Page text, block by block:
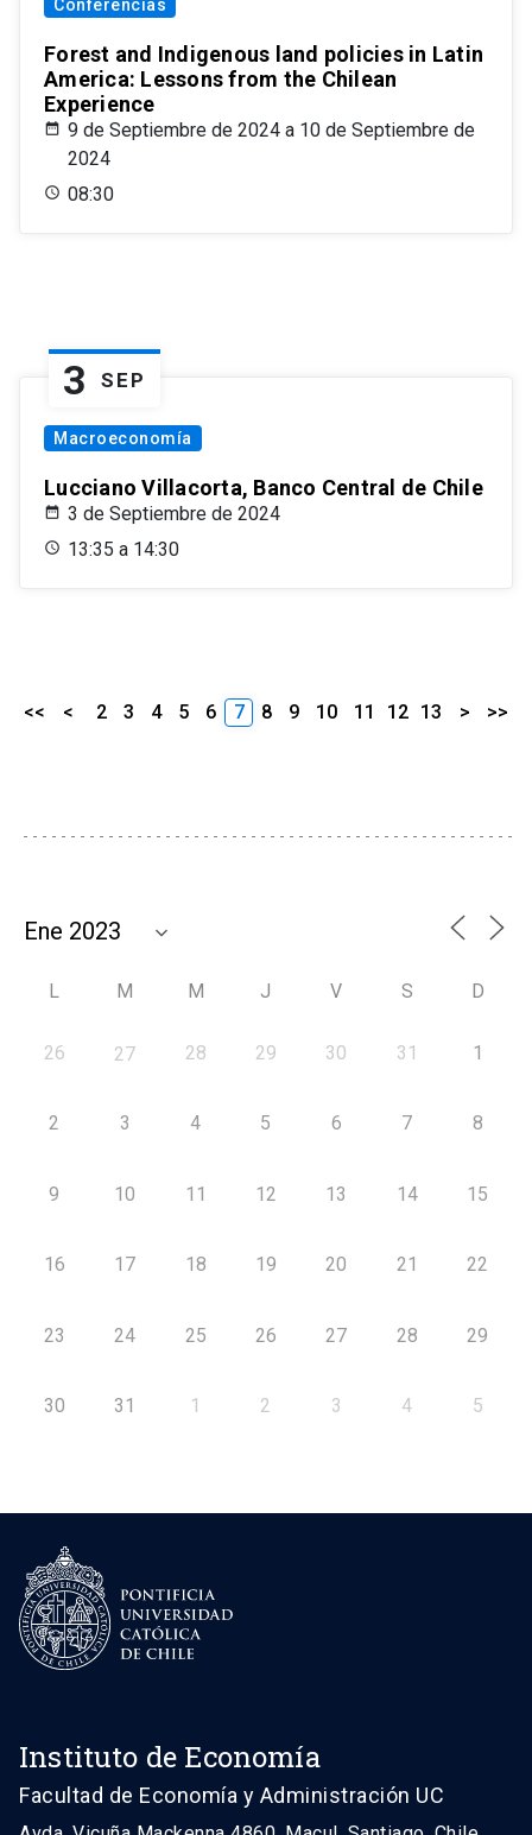
Conferencias
Forest and Indigenous land policies in Latin
America: Lessons from the Chilean
Experience
9 de Septiembre de 2024 a 10 de Septiembre de
2024
08:30
3 SEP
Macroeconomía
Lucciano Villacorta, Banco Central de Chile
3 de Septiembre de 2024
13:35 a 14:30
<< < 2 3 4 5 6 7 8 9 10 11 12 13 > >>
L M M J V S D
26 27 28 29 30 31 1
2 3 4 5 6 7 8
9 10 11 12 13 14 15
16 17 18 19 20 21 22
23 24 25 26 27 28 29
30 31 1 2 3 4 5
Instituto de Economía
Facultad de Economía y Administración UC